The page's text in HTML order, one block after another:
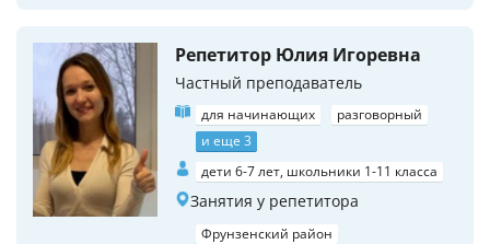
Репетитор Юлия Игоревна
Частный преподаватель
для начинающих
разговорный
и еще 3
дети 6-7 лет, школьники 1-11 класса
Занятия у репетитора
Фрунзенский район